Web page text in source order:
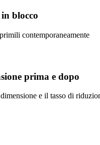
blocco
contemporaneamente
prima e dopo
e il tasso di